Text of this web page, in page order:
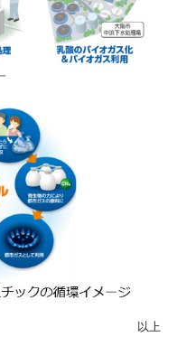
以上